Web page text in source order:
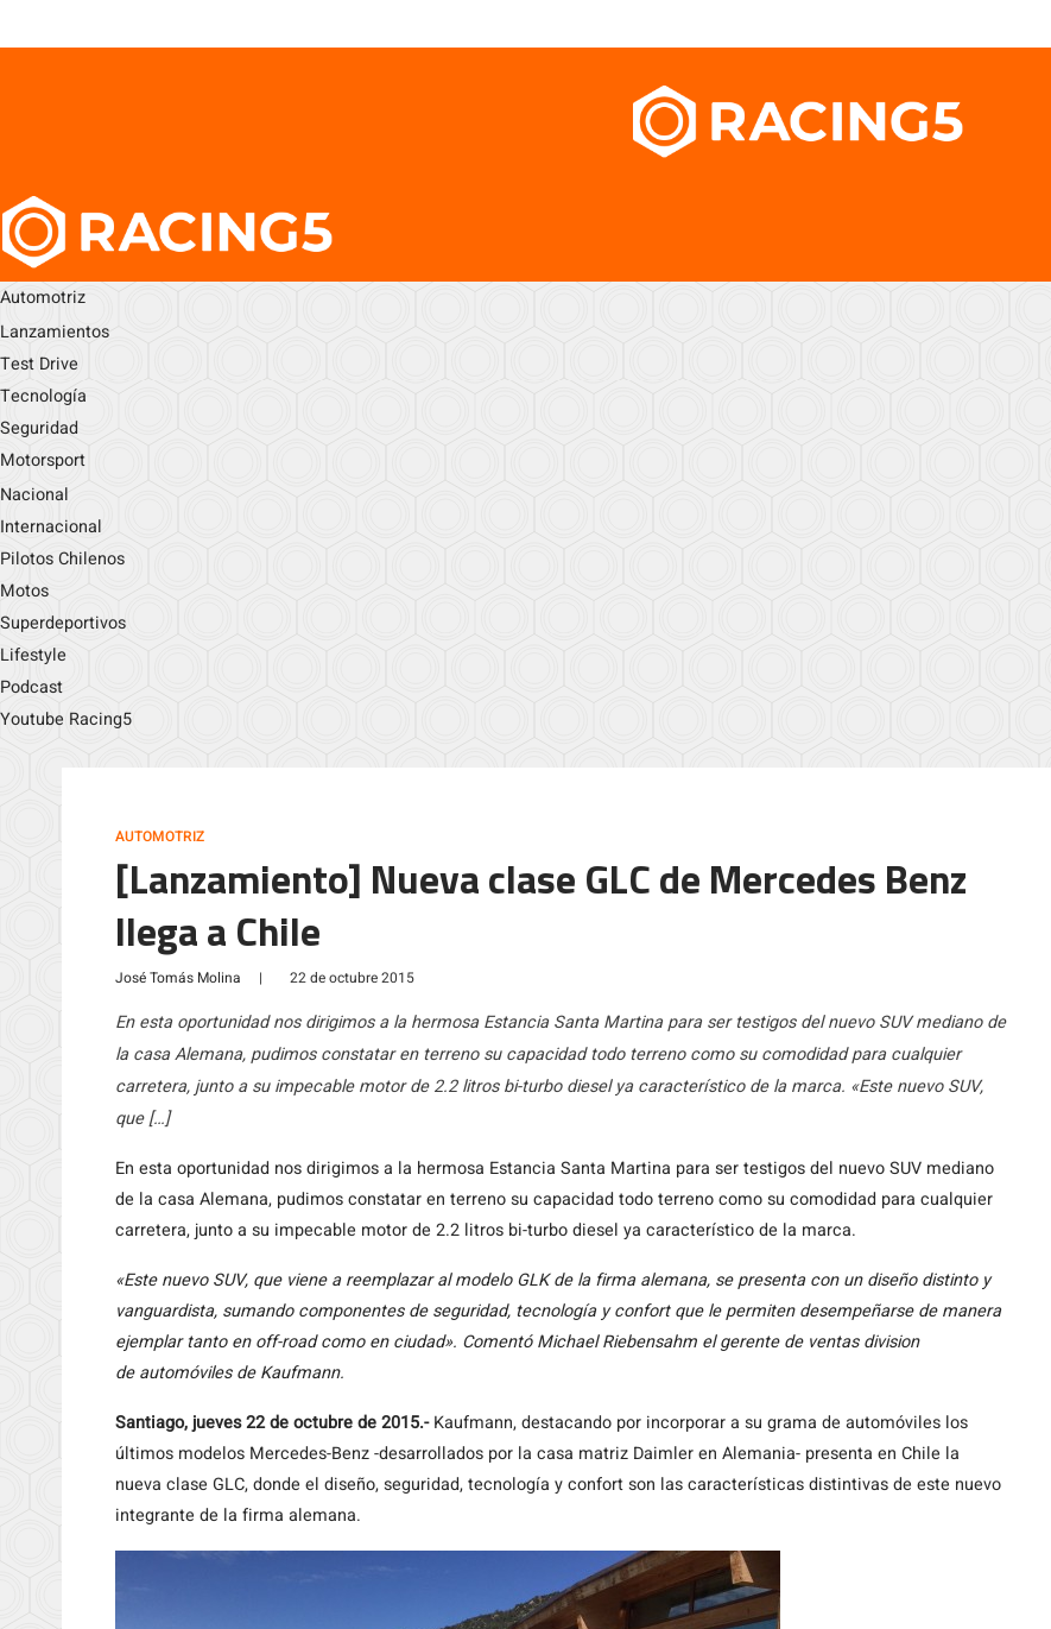
Automotriz
Lanzamientos
Test Drive
Tecnología
Seguridad
Motorsport
Nacional
Internacional
Pilotos Chilenos
Motos
Superdeportivos
Lifestyle
Podcast
Youtube Racing5
AUTOMOTRIZ
[Lanzamiento] Nueva clase GLC de Mercedes Benz
llega a Chile
José Tomás Molina | 22 de octubre 2015
En esta oportunidad nos dirigimos a la hermosa Estancia Santa Martina para ser testigos del nuevo SUV mediano de
la casa Alemana, pudimos constatar en terreno su capacidad todo terreno como su comodidad para cualquier
carretera, junto a su impecable motor de 2.2 litros bi-turbo diesel ya característico de la marca. «Este nuevo SUV,
que […]
En esta oportunidad nos dirigimos a la hermosa Estancia Santa Martina para ser testigos del nuevo SUV mediano
de la casa Alemana, pudimos constatar en terreno su capacidad todo terreno como su comodidad para cualquier
carretera, junto a su impecable motor de 2.2 litros bi-turbo diesel ya característico de la marca.
«Estenuevo SUV, que viene a reemplazar al modelo GLK de la firma alemana, se presenta con un diseño distinto y
vanguardista, sumando componentes de seguridad, tecnología y confort que le permiten desempeñarse de manera
ejemplar tanto en off-road como en ciudad». Comentó Michael Riebensahm el gerente de ventas division
de automóviles de Kaufmann.
Santiago, jueves 22 de octubre de 2015.-Kaufmann, destacando por incorporar a su grama de automóviles los
últimos modelos Mercedes-Benz -desarrollados por la casa matriz Daimler en Alemania- presenta en Chile la
nueva clase GLC, donde el diseño, seguridad, tecnología y confort son las características distintivas de este nuevo
integrante de la firma alemana.